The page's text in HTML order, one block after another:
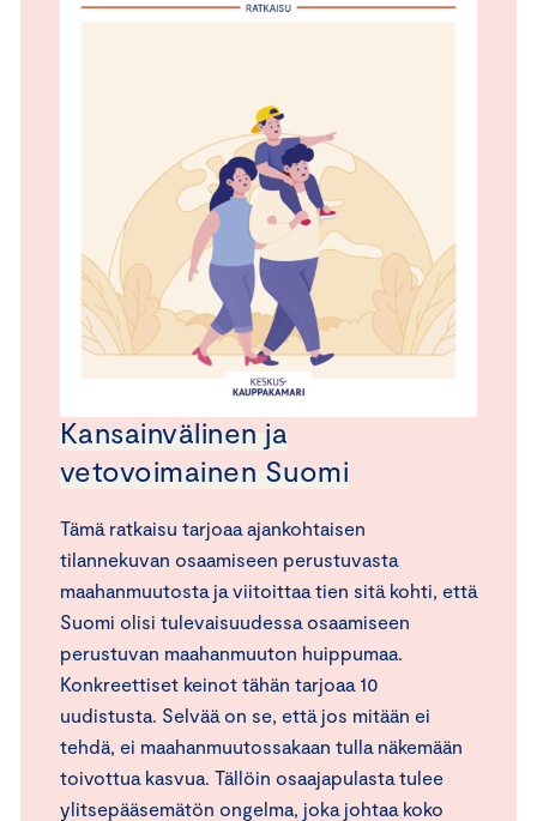
Kansainvälinen ja
vetovoimainen Suomi
Tämä ratkaisu tarjoaa ajankohtaisen
tilannekuvan osaamiseen perustuvasta
maahanmuutosta ja viitoittaa tien sitä kohti, että
Suomi olisi tulevaisuudessa osaamiseen
perustuvan maahanmuuton huippumaa.
Konkreettiset keinot tähän tarjoaa 10
uudistusta. Selvää on se, että jos mitään ei
tehdä, ei maahanmuutossakaan tulla näkemään
toivottua kasvua. Tällöin osaajapulasta tulee
ylitsepääsemätön ongelma, joka johtaa koko